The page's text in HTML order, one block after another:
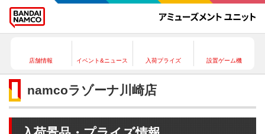
店舗情報 イベント&ニュース 入荷プライズ 設置ゲーム機
namcoラゾーナ川崎店